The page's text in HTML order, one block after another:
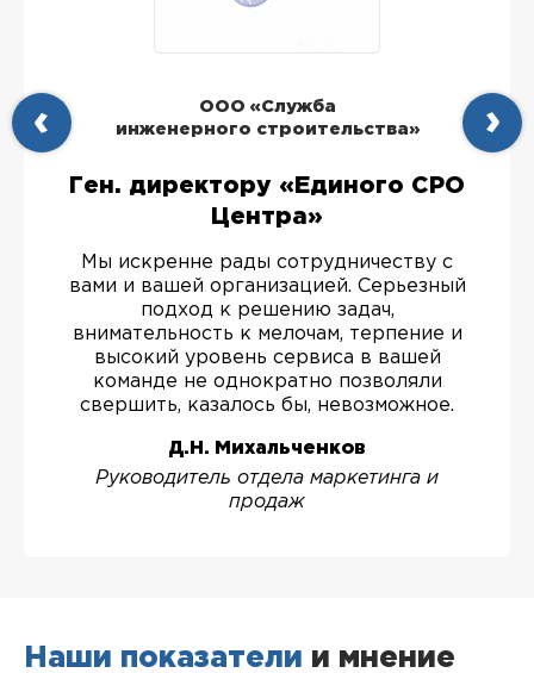
ООО «Служба
инженерного строительства»
Ген. директору «Единого СРО
Центра»
Мы искренне рады сотрудничеству с
вами и вашей организацией. Серьезный
подход к решению задач,
внимательность к мелочам, терпение и
высокий уровень сервиса в вашей
команде не однократно позволяли
свершить, казалось бы, невозможное.
Д.Н. Михальченков
Руководитель отдела маркетинга и
продаж
Наши показатели и мнение